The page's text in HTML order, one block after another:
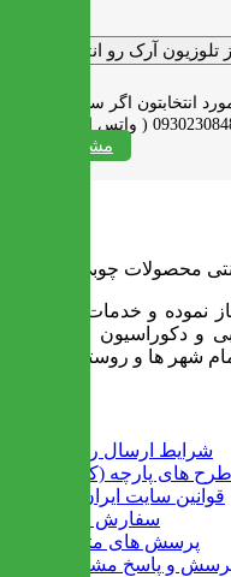
تلوزیون آرک رو انتخاب کردم
اگر سوالی دارید به
مشاهده همه
محصولات چوبی ایران میز
میز فعالیت خود را از سال 88 آغاز نموده و خدمات آن عبارت
و دکوراسیون و ارسال به
شهر ها و روستاهای کشور
شرایط ارسال رایگان
طرح های پارچه (کالیته)
قوانین سایت ایران میز
سفارش عمده
پرسش های متداول
و پاسخ مشتریان